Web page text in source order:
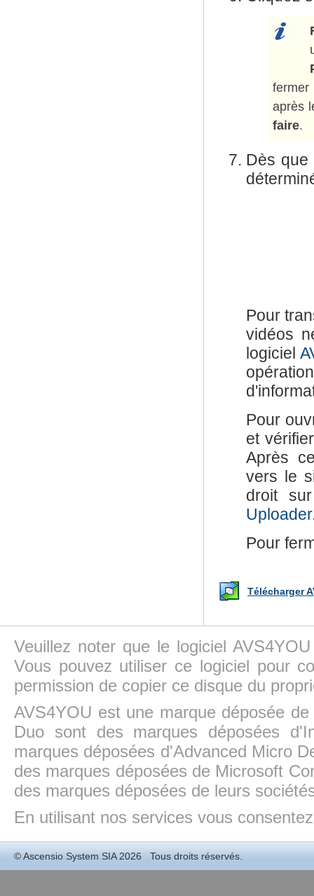
après
faire.
Dès
Pour
vidéos
logiciel
Pour
et
Après
vers le
droit
Uploader
Pour
Télécharger
Veuillez noter que le logiciel
Vous pouvez utiliser ce logiciel pour
permission de copier ce disque du
AVS4YOU est une marque déposée
Duo sont des marques déposées
marques déposées d'Advanced Micro
des marques déposées de Microsoft
des marques déposées de leurs
En utilisant nos services vous
©Ascensio System SIA2026 Tous droits réservés.